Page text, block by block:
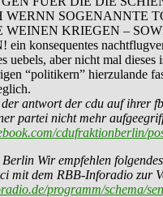
WERNN SOGENANNTE
WEINEN KRIEGEN –
ein konsequentes
uebels, aber nicht mal dieses
“politikern” hierzulande
antwort der cdu auf ihrer
partei nicht mehr
cdufraktionberlin/
Wir empfehlen
mit dem RBB-Inforadio zur
programm/schema/